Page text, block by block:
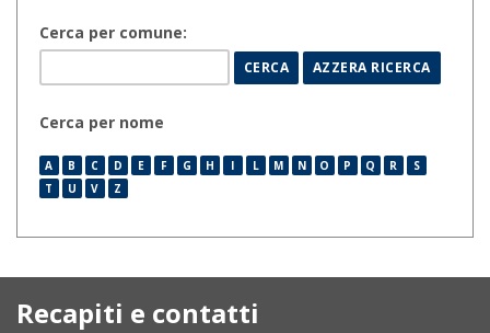
Cerca per comune:
Cerca per nome
A B C D E F G H I L M N O P Q R
S
T
U V Z
Recapiti e contatti